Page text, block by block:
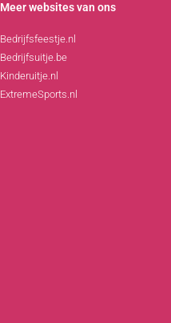
Meer websites van ons
Bedrijfsfeestje.nl
Bedrijfsuitje.be
Kinderuitje.nl
ExtremeSports.nl